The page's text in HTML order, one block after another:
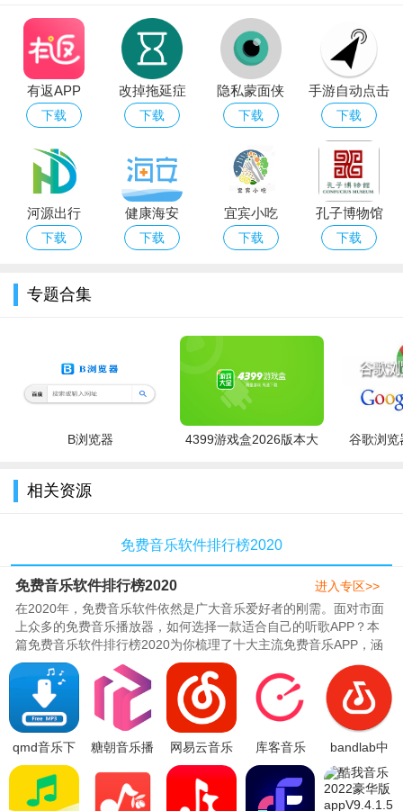
有返APP
下载
改掉拖延症
APP
下载
隐私蒙面侠
app
下载
手游自动点击
器安卓版apk
下载
河源出行
下载
健康海安
app（海安卫
下载
宜宾小吃
下载
孔子博物馆
下载
专题合集
B浏览器
4399游戏盒2026版本大
谷歌浏览
相关资源
免费音乐软件排行榜2020
免费音乐软件排行榜2020
在2020年，免费音乐软件依然是广大音乐爱好者的刚需。面对市面
上众多的免费音乐播放器，如何选择一款适合自己的听歌APP？本
篇免费音乐软件排行榜2020为你梳理了十大主流免费音乐APP，涵
盖QQ音乐、网易云音乐、酷狗音..
进入专区>>
qmd音乐下
载器最新版
2022官方版
v1.7.2手机
糖朝音乐播
音乐播放器
网易云音乐
破解版爱吾
破解
2021v8.1.10
库客音乐
app最新版
v4.1.7安卓
bandlab中
文版下载
2026安卓免
费版